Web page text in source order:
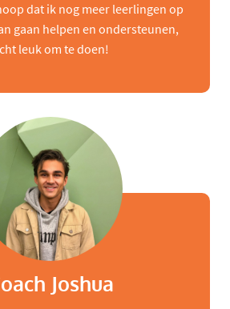
dat ik nog meer leerlingen op
gaan helpen en ondersteunen,
leuk om te doen!
Joshua